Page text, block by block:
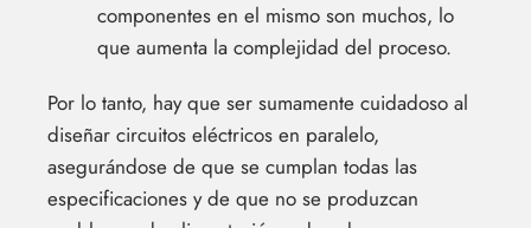
componentes en el mismo son muchos, lo
que aumenta la complejidad del proceso.
Por lo tanto, hay que ser sumamente cuidadoso al
diseñar circuitos eléctricos en paralelo,
asegurándose de que se cumplan todas las
especificaciones y de que no se produzcan